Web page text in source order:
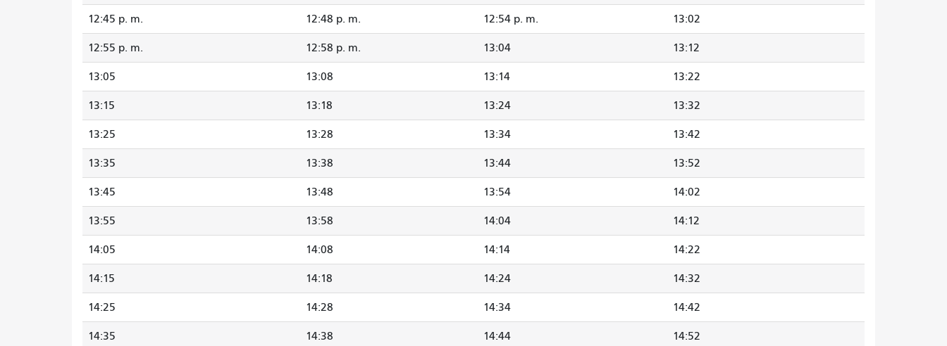
12:45 p. m. 12:48 p. m. 12:54 p. m. 13:02
12:55 p. m. 12:58 p. m. 13:04 13:12
13:05 13:08 13:14 13:22
13:15 13:18 13:24 13:32
13:25 13:28 13:34 13:42
13:35 13:38 13:44 13:52
13:45 13:48 13:54 14:02
13:55 13:58 14:04 14:12
14:05 14:08 14:14 14:22
14:15 14:18 14:24 14:32
14:25 14:28 14:34 14:42
14:35 14:38 14:44 14:52